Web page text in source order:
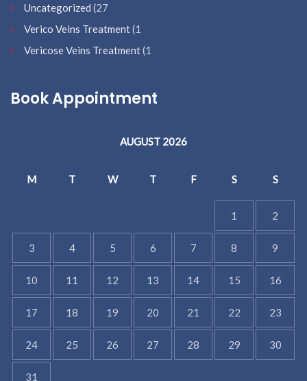
Uncategorized (27
Verico Veins Treatment(1
Vericose Veins Treatment(1
Book Appointment
AUGUST 2026
M T W T F S S
1 2
3 4 5 6 7 8 9
10 11 12 13 14 15 16
17 18 19 20 21 22 23
24 25 26 27 28 29 30
31